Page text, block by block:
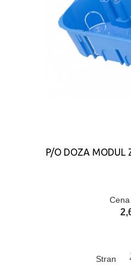
P/O DOZA MODUL
Cena
Stran